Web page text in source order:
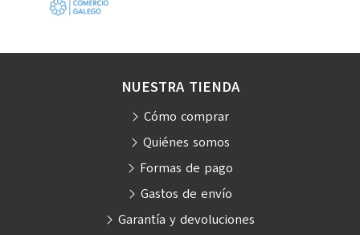
NUESTRA TIENDA
Cómo comprar
Quiénes somos
Formas de pago
Gastos de envío
Garantía y devoluciones